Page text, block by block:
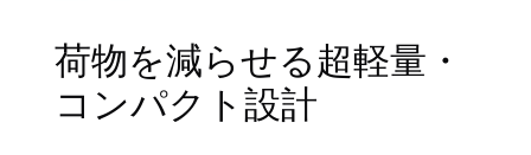
荷物を減らせる超軽量・
コンパクト設計